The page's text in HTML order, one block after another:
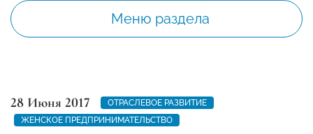
Меню раздела
28 Июня 2017
ОТРАСЛЕВОЕ РАЗВИТИЕ
ЖЕНСКОЕ ПРЕДПРИНИМАТЕЛЬСТВО